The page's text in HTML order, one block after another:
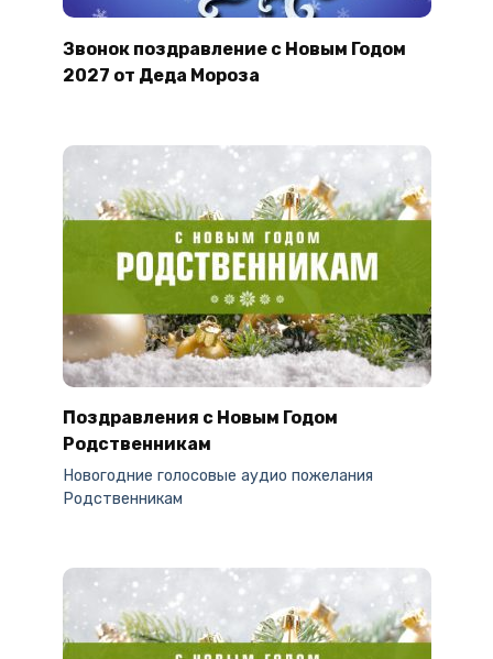
Звонок поздравление с Новым Годом
2027 от Деда Мороза
Поздравления с Новым Годом
Родственникам
Новогодние голосовые аудио пожелания
Родственникам